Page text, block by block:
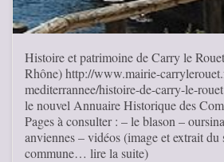
Histoire et patrimoine de Carry le
Rhône) http://www.mairie-
mediterrannee/histoire-de-carry-le-
le nouvel Annuaire Historique des
Pages à consulter : – le blason –
anviennes – vidéos (image et extrait
commune… lire la suite)